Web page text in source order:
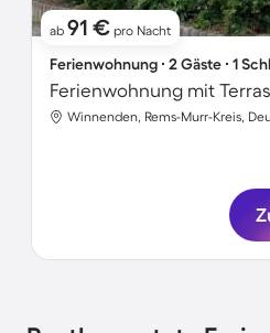
ab 91 € pro Nacht
Ferienwohnung ∙ 2 Gäste ∙ 1
Ferienwohnung mit
Winnenden, Rems-Murr-Kreis,